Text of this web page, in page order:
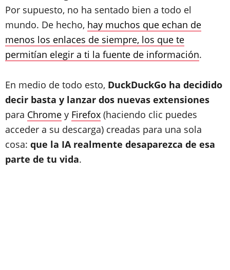
Por supuesto, no ha sentado bien a todo el
mundo. De hecho, hay muchos que echan de
menos los enlaces de siempre, los que te
permitían elegir a ti la fuente de información.
En medio de todo esto, DuckDuckGo ha decidido
decir basta y lanzar dos nuevas extensiones
para Chrome y Firefox (haciendo clic puedes
acceder a su descarga) creadas para una sola
cosa: que la IA realmente desaparezca de esa
parte de tu vida.